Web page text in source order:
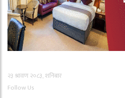
२३ श्रावण २०८३, शनिबार
Follow Us